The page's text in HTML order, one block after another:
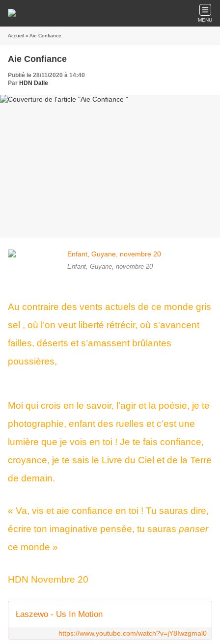
MENU
Accueil » Aie Confiance
Aie Confiance
Publié le 28/11/2020 à 14:40
Par HDN Dalle
Enfant, Guyane, novembre 20
Au contraire des vents actuels de ce monde gris
sel , où l’on veut liberté rétrécir, où s'avancent
failles, déserts et s’amassent brûlantes
poussières,
Moi qui crois en le savoir, l’agir et la poésie, je te
photographie, enfant des ruelles et c’est une
lumière que je vois en toi ! Je te fais confiance,
croyance, je te sais le Livre du Ciel et de la Terre
de demain.
« Va, vis et aie confiance en toi ! Tu sauras dire,
écrire ton imaginative pensée, tu sauras panser
ce monde »
HDN Novembre 20
Łaszewo - Us In Motion
https://www.youtube.com/watch?v=jY8Iwzgmal0